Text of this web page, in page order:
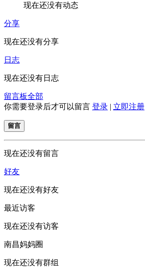
现在还没有动态
分享
现在还没有分享
日志
现在还没有日志
留言板全部
你需要登录后才可以留言 登录 | 立即注册
留言
现在还没有留言
好友
现在还没有好友
最近访客
现在还没有访客
南昌妈妈圈
现在还没有群组